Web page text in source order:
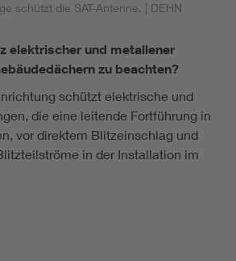
schützt die SAT-Antenne. | DEHN
elektrischer und metallener
zu beachten?
schützt elektrische und
die eine leitende Fortführung in
vor direktem Blitzeinschlag und
in der Installation im